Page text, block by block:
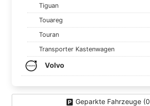
Tiguan
Touareg
Touran
Transporter Kastenwagen
Volvo
Geparkte Fahrzeuge (0